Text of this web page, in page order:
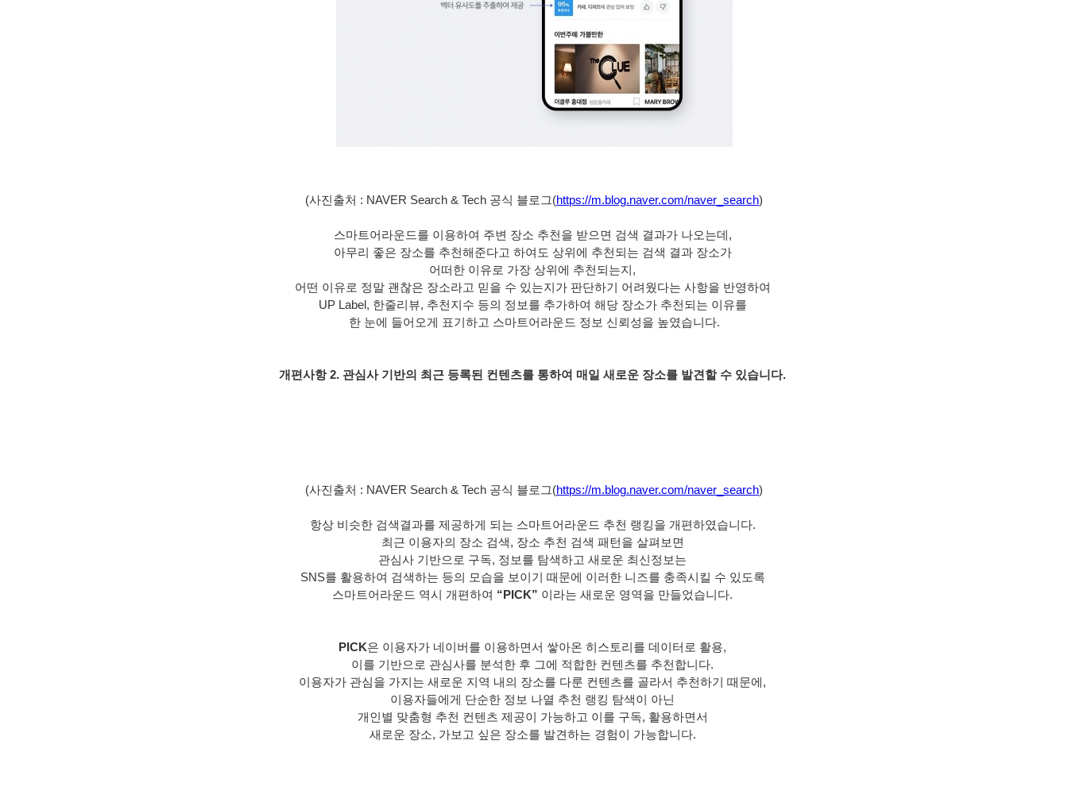
(사진출처 : NAVER Search & Tech 공식 블로그(https://m.blog.naver.com/naver_search)
스마트어라운드를 이용하여 주변 장소 추천을 받으면 검색 결과가 나오는데,
아무리 좋은 장소를 추천해준다고 하여도 상위에 추천되는 검색 결과 장소가
어떠한 이유로 가장 상위에 추천되는지,
어떤 이유로 정말 괜찮은 장소라고 믿을 수 있는지가 판단하기 어려웠다는 사항을 반영하여
UP Label, 한줄리뷰, 추천지수 등의 정보를 추가하여 해당 장소가 추천되는 이유를
한 눈에 들어오게 표기하고 스마트어라운드 정보 신뢰성을 높였습니다.
개편사항 2. 관심사 기반의 최근 등록된 컨텐츠를 통하여 매일 새로운 장소를 발견할 수 있습니다.
(사진출처 : NAVER Search & Tech 공식 블로그(https://m.blog.naver.com/naver_search)
항상 비슷한 검색결과를 제공하게 되는 스마트어라운드 추천 랭킹을 개편하였습니다.
최근 이용자의 장소 검색, 장소 추천 검색 패턴을 살펴보면
관심사 기반으로 구독, 정보를 탐색하고 새로운 최신정보는
SNS를 활용하여 검색하는 등의 모습을 보이기 때문에 이러한 니즈를 충족시킬 수 있도록
스마트어라운드 역시 개편하여 “PICK” 이라는 새로운 영역을 만들었습니다.
PICK은 이용자가 네이버를 이용하면서 쌓아온 히스토리를 데이터로 활용,
이를 기반으로 관심사를 분석한 후 그에 적합한 컨텐츠를 추천합니다.
이용자가 관심을 가지는 새로운 지역 내의 장소를 다룬 컨텐츠를 골라서 추천하기 때문에,
이용자들에게 단순한 정보 나열 추천 랭킹 탐색이 아닌
개인별 맞춤형 추천 컨텐츠 제공이 가능하고 이를 구독, 활용하면서
새로운 장소, 가보고 싶은 장소를 발견하는 경험이 가능합니다.